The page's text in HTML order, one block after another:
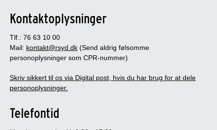
Kontaktoplysninger
Tlf.: 76 63 10 00
Mail: kontakt@rsyd.dk (Send aldrig følsomme
personoplysninger som CPR-nummer)
Skriv sikkert til os via Digital post, hvis du har brug for at dele
personoplysninger.
Telefontid